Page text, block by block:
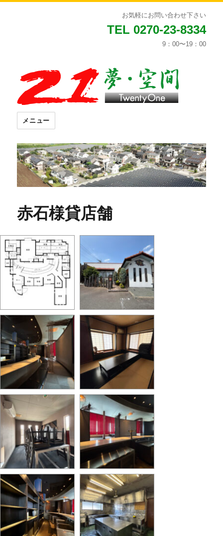
お気軽にお問い合わせ下さい
TEL 0270-23-8334
9：00〜19：00
メニュー
赤石様貸店舗